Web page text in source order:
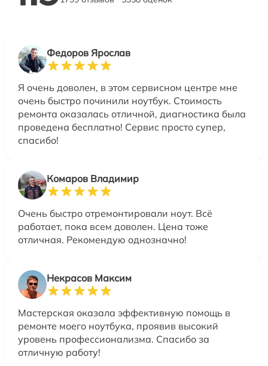
Федоров Ярослав
Я очень доволен, в этом сервисном центре мне
очень быстро починили ноутбук. Стоимость
ремонта оказалась отличной, диагностика была
проведена бесплатно! Сервис просто супер,
спасибо!
Комаров Владимир
Очень быстро отремонтировали ноут. Всё
работает, пока всем доволен. Цена тоже
отличная. Рекомендую однозначно!
Некрасов Максим
Мастерская оказала эффективную помощь в
ремонте моего ноутбука, проявив высокий
уровень профессионализма. Спасибо за
отличную работу!